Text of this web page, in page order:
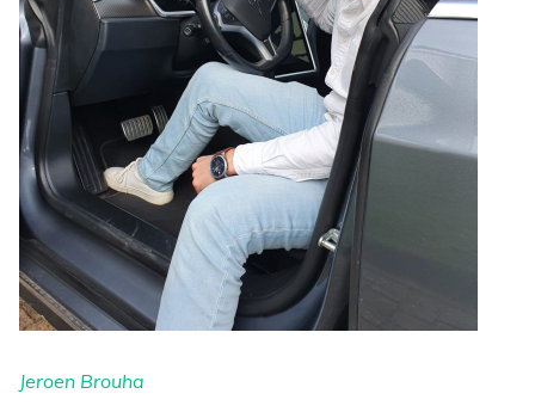
Jeroen Brouha